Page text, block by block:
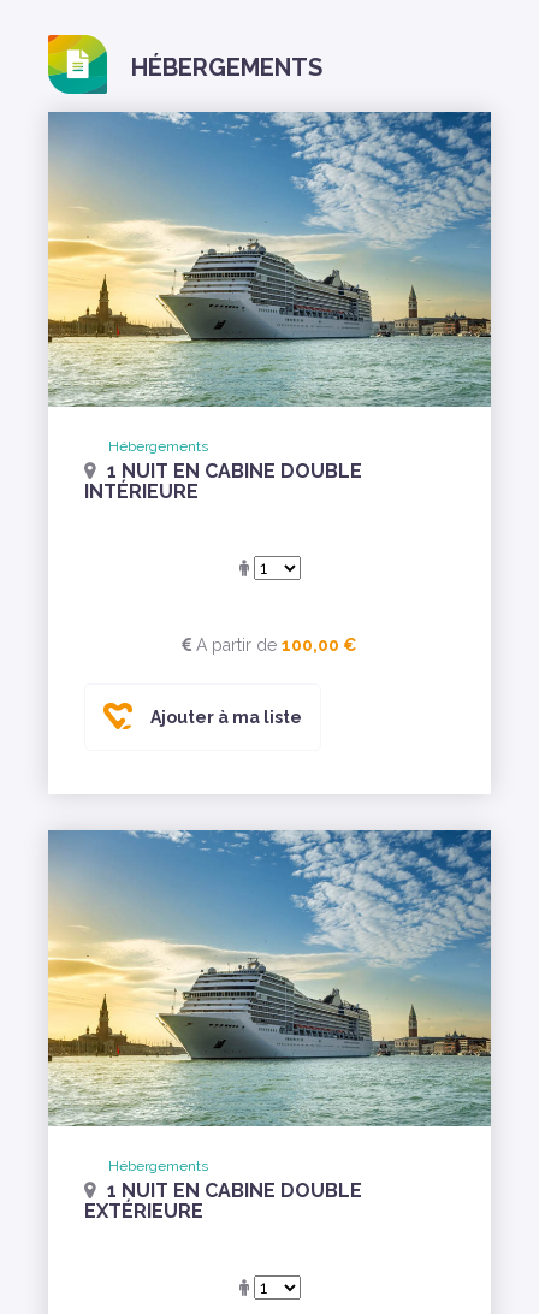
HÉBERGEMENTS
Hébergements
1 NUIT EN CABINE DOUBLE
INTÉRIEURE
A partir de 100,00 €
Ajouter à ma liste
Hébergements
1 NUIT EN CABINE DOUBLE
EXTÉRIEURE